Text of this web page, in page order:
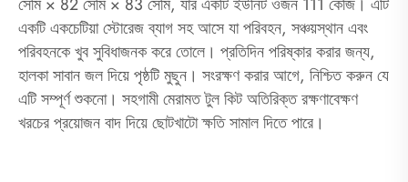
একটি একচেটিয়া স্টোরেজ ব্যাগ সহ আসে যা পরিবহন, সঞ্চয়স্থান এবং
পরিবহনকে খুব সুবিধাজনক করে তোলে। প্রতিদিন পরিষ্কার করার জন্য,
হালকা সাবান জল দিয়ে পৃষ্ঠটি মুছুন। সংরক্ষণ করার আগে, নিশ্চিত করুন যে
এটি সম্পূর্ণ শুকনো। সহগামী মেরামত টুল কিট অতিরিক্ত রক্ষণাবেক্ষণ
খরচের প্রয়োজন বাদ দিয়ে ছোটখাটো ক্ষতি সামাল দিতে পারে।